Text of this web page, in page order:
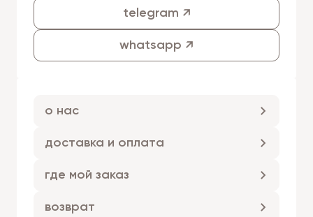
telegram ↗
whatsapp ↗
о нас
доставка и оплата
где мой заказ
возврат